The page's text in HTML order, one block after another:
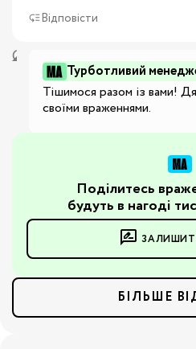
Відповісти
Турботливий
Тішимося разом із вами!
своїми враженнями.
Поділитесь
будуть в нагоді
БІЛЬШЕ